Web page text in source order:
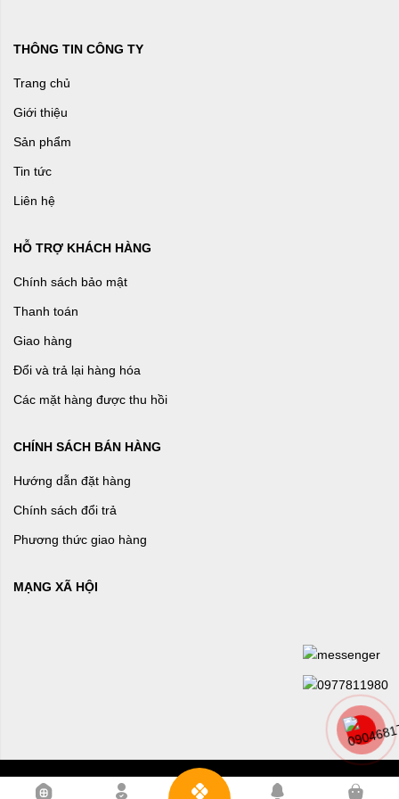
THÔNG TIN CÔNG TY
Trang chủ
Giới thiệu
Sản phẩm
Tin tức
Liên hệ
HỖ TRỢ KHÁCH HÀNG
Chính sách bảo mật
Thanh toán
Giao hàng
Đổi và trả lại hàng hóa
Các mặt hàng được thu hồi
CHÍNH SÁCH BÁN HÀNG
Hướng dẫn đặt hàng
Chính sách đổi trả
Phương thức giao hàng
MẠNG XÃ HỘI